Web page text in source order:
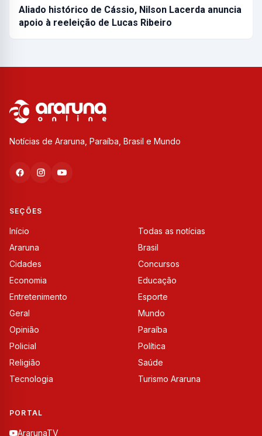
Aliado histórico de Cássio, Nilson Lacerda anuncia
apoio à reeleição de Lucas Ribeiro
Notícias de Araruna, Paraíba, Brasil e Mundo
SEÇÕES
Início
Todas as notícias
Araruna
Brasil
Cidades
Concursos
Economia
Educação
Entretenimento
Esporte
Geral
Mundo
Opinião
Paraíba
Policial
Política
Religião
Saúde
Tecnologia
Turismo Araruna
PORTAL
ArarunaTV